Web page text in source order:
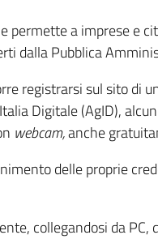
permette a imprese e
dalla Pubblica
registrarsi sul sito di
Digitale (AgID),
webcam,anche
delle proprie
collegandosi da PC,